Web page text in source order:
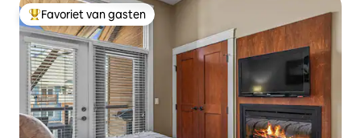
Topfavoriet van gasten
Favoriet van gasten